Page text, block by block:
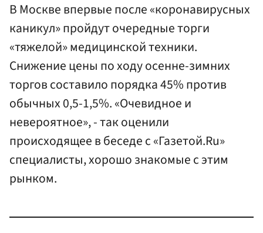
В Москве впервые после «коронавирусных
каникул» пройдут очередные торги
«тяжелой» медицинской техники.
Снижение цены по ходу осенне-зимних
торгов составило порядка 45% против
обычных 0,5-1,5%. «Очевидное и
невероятное», - так оценили
происходящее в беседе с «Газетой.Ru»
специалисты, хорошо знакомые с этим
рынком.